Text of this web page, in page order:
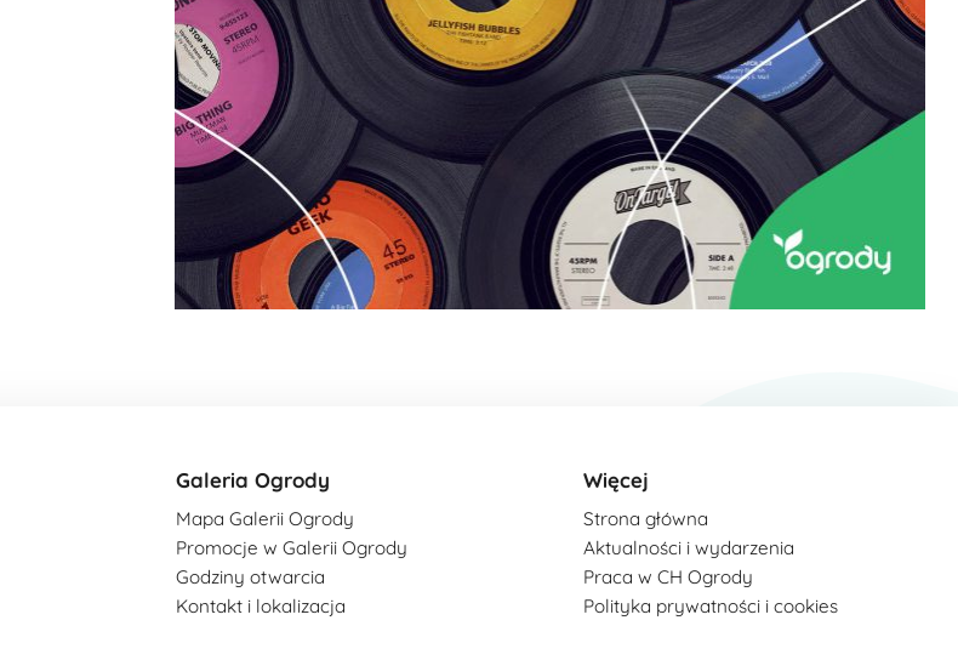
Galeria Ogrody
Mapa Galerii Ogrody
Promocje w Galerii Ogrody
Godziny otwarcia
Kontakt i lokalizacja
Więcej
Strona główna
Aktualności i wydarzenia
Praca w CH Ogrody
Polityka prywatności i cookies